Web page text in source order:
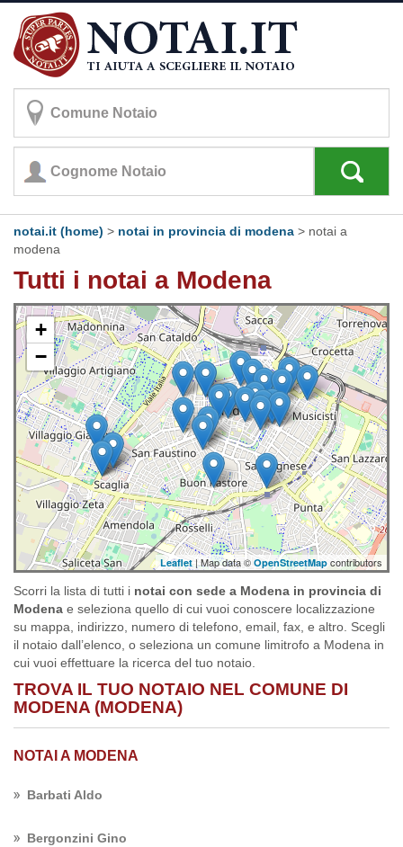
notai.it (home) > notai in provincia di modena > notai a
modena
Tutti i notai a Modena
+
−
Leaflet | Map data © OpenStreetMap contributors
Scorri la lista di tutti i notai con sede a Modena in provincia di
Modena e seleziona quello di cui vuoi conoscere localizzazione
su mappa, indirizzo, numero di telefono, email, fax, e altro. Scegli
il notaio dall’elenco, o seleziona un comune limitrofo a Modena in
cui vuoi effettuare la ricerca del tuo notaio.
TROVA IL TUO NOTAIO NEL COMUNE DI
MODENA (MODENA)
NOTAI A MODENA
Barbati Aldo
Bergonzini Gino